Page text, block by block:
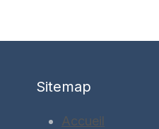
Sitemap
Accueil